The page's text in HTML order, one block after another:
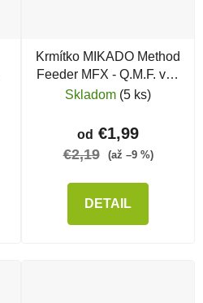
Krmítko MIKADO Method
Feeder MFX - Q.M.F. veľ.
L
Skladom (5 ks)
od €1,99
€2,19 (až –9 %)
DETAIL